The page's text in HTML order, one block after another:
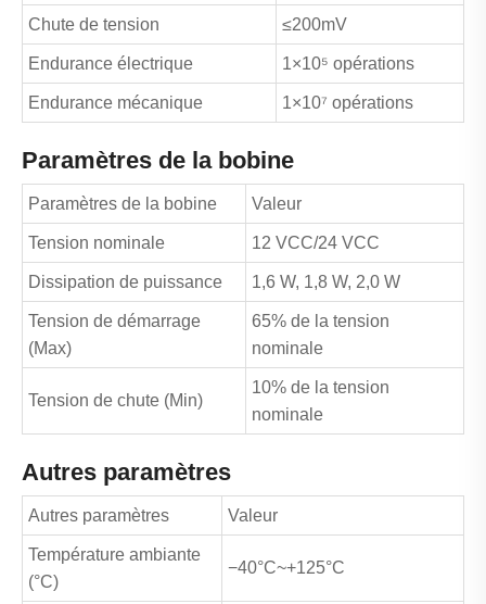
Chute de tension ≤200mV
Endurance électrique 1×10⁵ opérations
Endurance mécanique 1×10⁷ opérations
Paramètres de la bobine
Paramètres de la bobine Valeur
Tension nominale 12 VCC/24 VCC
Dissipation de puissance 1,6 W, 1,8 W, 2,0 W
Tension de démarrage
(Max)
65% de la tension
nominale
Tension de chute (Min)
10% de la tension
nominale
Autres paramètres
Autres paramètres Valeur
Température ambiante
(°C)
−40°C~+125°C